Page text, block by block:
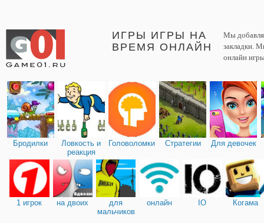
ИГРЫ ИГРЫ НА
ВРЕМЯ ОНЛАЙН
Мы
закладки.
онлайн
Бродилки
Ловкость и
реакция
Головоломки Стратегии Для девочек
1 игрок на двоих
для
мальчиков
онлайн IO Когама